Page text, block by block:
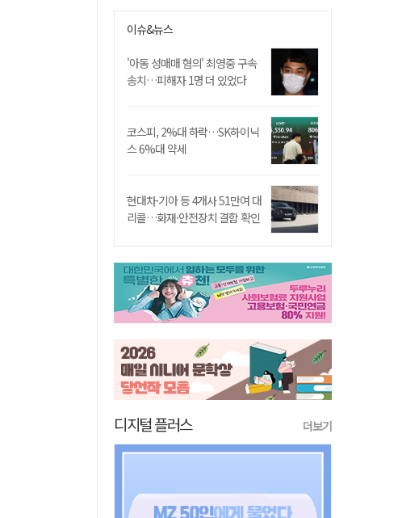
이슈&뉴스
'아동 성매매 혐의' 최영중 구속
송치…피해자 1명 더 있었다
코스피, 2%대 하락…SK하이닉
스 6%대 약세
현대차·기아 등 4개사 51만여 대
리콜…화재·안전장치 결함 확인
디지털 플러스 더보기